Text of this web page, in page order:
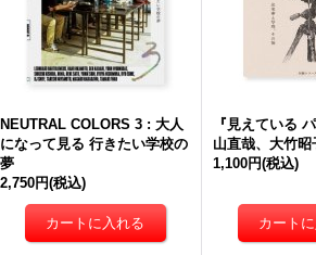
NEUTRAL COLORS 3 : 大人
になって見る 行きたい学校の
夢
2,750円(税込)
『見えている
山直哉、大竹昭
1,100円(税込)